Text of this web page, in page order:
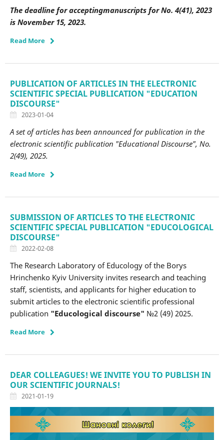
The deadline for acceptingmanuscripts for No. 4(41), 2023
is November15, 2023.
Read More
PUBLICATION OF ARTICLES IN THE ELECTRONIC
SCIENTIFIC SPECIAL PUBLICATION "EDUCATION
DISCOURSE"
2023-01-04
A set of articles has been announced for publication in the
electronic scientific publication "Educational Discourse", No.
2(49), 2025.
Read More
SUBMISSION OF ARTICLES TO THE ELECTRONIC
SCIENTIFIC SPECIAL PUBLICATION "EDUCOLOGICAL
DISCOURSE"
2022-02-08
The Research Laboratory of Educology of the Borys
Hrinchenko Kyiv University invites research and teaching
staff, scientists, and applicants for higher education to
submit articles to the electronic scientific professional
publication "Educological discourse" №2 (49) 2025.
Read More
DEAR COLLEAGUES! WE INVITE YOU TO PUBLISH IN
OUR SCIENTIFIC JOURNALS!
2021-01-19